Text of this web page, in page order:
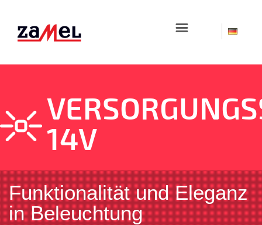
☰
14V
Funktionalität und Eleganz
in Beleuchtung